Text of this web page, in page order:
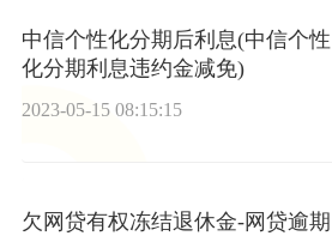
中信个性化分期后利息(中信个性
化分期利息违约金减免)
2023-05-15 08:15:15
欠网贷有权冻结退休金-网贷逾期